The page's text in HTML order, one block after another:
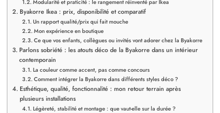
Modularité et praticité : le rangement réinventé par Ikea
Byakorre Ikea : prix, disponibilité et comparatif
Un rapport qualité/prix qui fait mouche
Mon expérience en boutique
Ce que vos enfants, collègues ou invités vont adorer chez la Byakorre
Parlons sobriété : les atouts déco de la Byakorre dans un intérieur
contemporain
La couleur comme accent, pas comme concours
Comment intégrer la Byakorre dans différents styles déco ?
Esthétique, qualité, fonctionnalité : mon retour terrain après
plusieurs installations
Légèreté, stabilité et montage : que vaut-elle sur la durée ?